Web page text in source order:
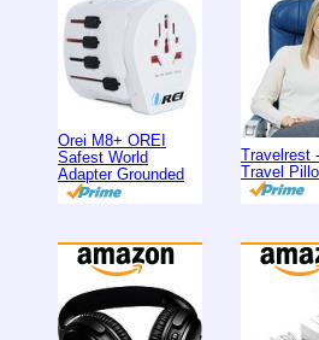
Orei M8+ OREI
Safest World
Adapter Grounded
Travelrest
Travel